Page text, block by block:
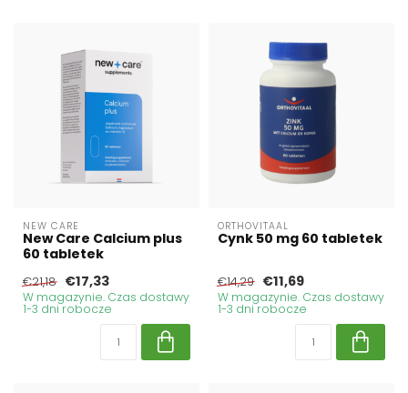
NEW CARE
New Care Calcium plus
60 tabletek
€21,18 €17,33
W magazynie. Czas dostawy
1-3 dni robocze
ORTHOVITAAL
Cynk 50 mg 60 tabletek
€14,29 €11,69
W magazynie. Czas dostawy
1-3 dni robocze